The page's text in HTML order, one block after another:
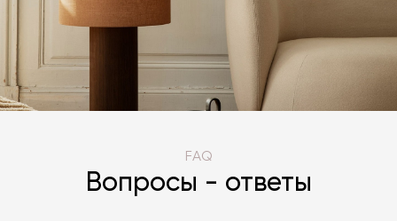
FAQ
Вопросы - ответы